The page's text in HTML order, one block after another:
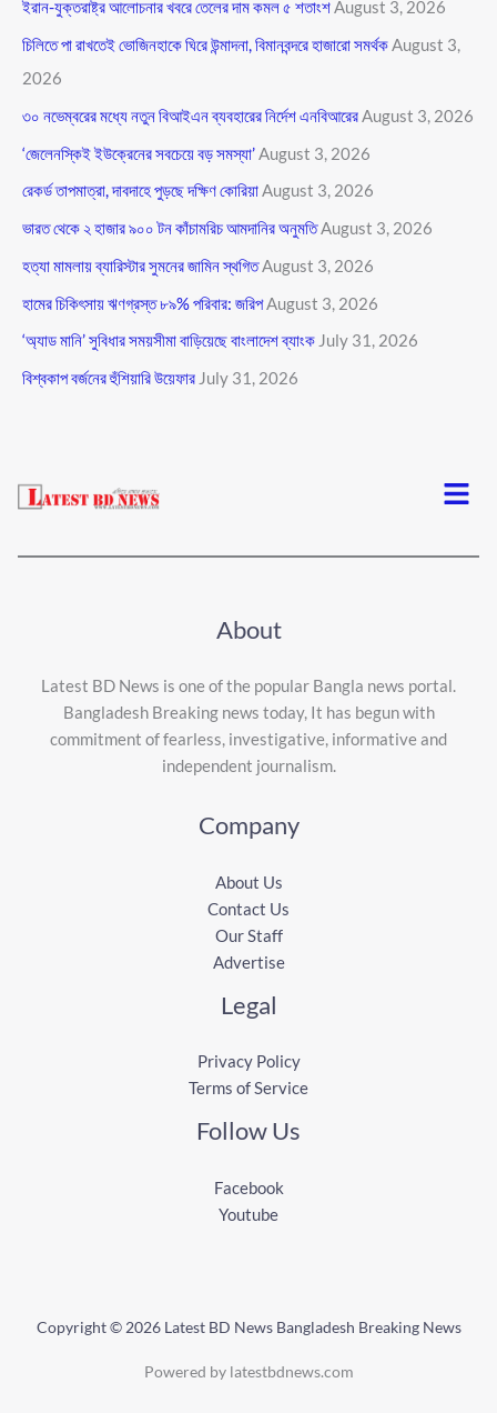
ইরান-যুক্তরাষ্ট্র আলোচনার খবরে তেলের দাম কমল ৫ শতাংশAugust 3, 2026
চিলিতে পা রাখতেই ভোজিনহাকে ঘিরে উন্মাদনা, বিমানবন্দরে হাজারো সমর্থকAugust 3,
2026
৩০ নভেম্বরের মধ্যে নতুন বিআইএন ব্যবহারের নির্দেশ এনবিআরেরAugust 3, 2026
‘জেলেনস্কিই ইউক্রেনের সবচেয়ে বড় সমস্যা’August 3, 2026
রেকর্ড তাপমাত্রা, দাবদাহে পুড়ছে দক্ষিণ কোরিয়াAugust 3, 2026
ভারত থেকে ২ হাজার ৯০০ টন কাঁচামরিচ আমদানির অনুমতিAugust 3, 2026
হত্যা মামলায় ব্যারিস্টার সুমনের জামিন স্থগিতAugust 3, 2026
হামের চিকিৎসায় ঋণগ্রস্ত ৮৯% পরিবার: জরিপAugust 3, 2026
‘অ্যাড মানি’ সুবিধার সময়সীমা বাড়িয়েছে বাংলাদেশ ব্যাংক July 31, 2026
বিশ্বকাপ বর্জনের হুঁশিয়ারি উয়েফার July 31, 2026
Menu
About
Latest BD News is one of the popular Bangla news portal.
Bangladesh Breaking news today, It has begun with
commitment of fearless, investigative, informative and
independent journalism.
Company
About Us
Contact Us
Our Staff
Advertise
Legal
Privacy Policy
Terms of Service
Follow Us
Facebook
Youtube
Copyright © 2026 Latest BD News Bangladesh Breaking News
Powered by latestbdnews.com